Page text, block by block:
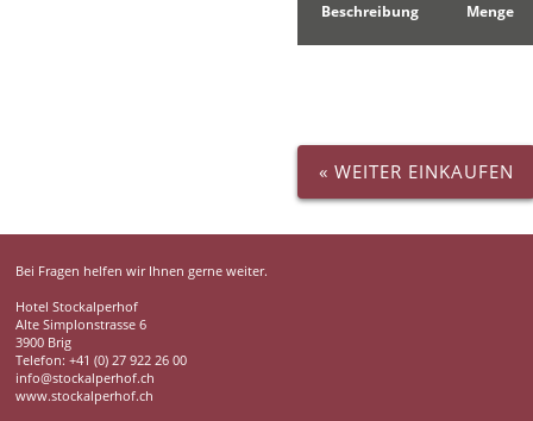
Beschreibung Menge
« WEITER EINKAUFEN
Bei Fragen helfen wir Ihnen gerne weiter.
Hotel Stockalperhof
Alte Simplonstrasse 6
3900 Brig
Telefon: +41 (0) 27 922 26 00
info@stockalperhof.ch
www.stockalperhof.ch